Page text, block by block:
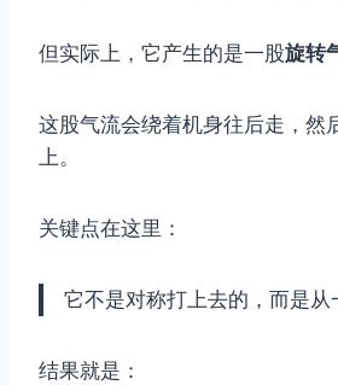
但实际上，它产生的是一股旋转
这股气流会绕着机身往后走，然
上。
关键点在这里：
它不是对称打上去的，而是从
结果就是：